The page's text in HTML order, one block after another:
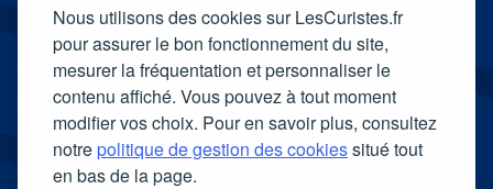
Nous utilisons des cookies sur LesCuristes.fr
pour assurer le bon fonctionnement du site,
mesurer la fréquentation et personnaliser le
contenu affiché. Vous pouvez à tout moment
modifier vos choix. Pour en savoir plus, consultez
notrepolitique de gestion des cookiessitué tout
en bas de la page.
Grand Spa thermal
Carte cadeau spa Vichy
Carte cadeau spa Bagnoles-de-l'Orne
Carte cadeau spa Saubusse